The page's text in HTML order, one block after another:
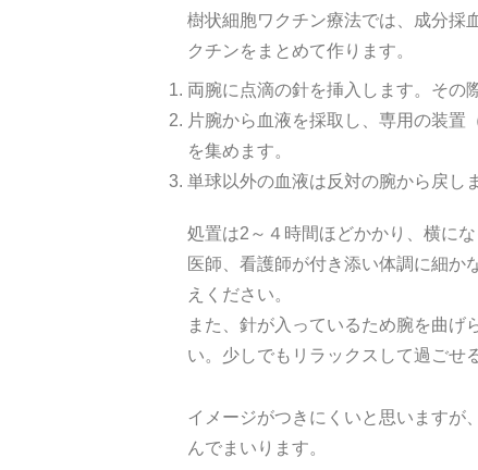
樹状細胞ワクチン療法では、成分採
クチンをまとめて作ります。
両腕に点滴の針を挿入します。その
片腕から血液を採取し、専用の装置
を集めます。
単球以外の血液は反対の腕から戻し
処置は2～４時間ほどかかり、横に
医師、看護師が付き添い体調に細か
えください。
また、針が入っているため腕を曲げ
い。少しでもリラックスして過ごせ
イメージがつきにくいと思いますが
んでまいります。